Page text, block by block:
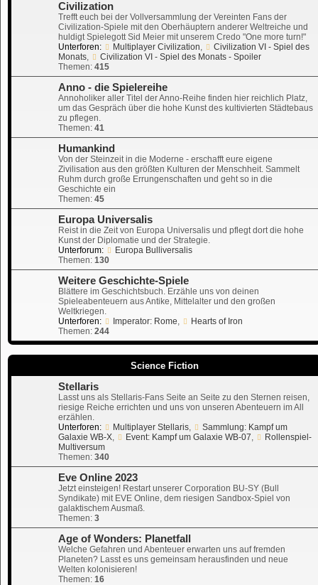
Civilization
Trefft euch bei der Vollversammlung der Vereinten Fans der
Civilization-Spiele mit den Oberhäuptern anderer Weltreiche und
huldigt Spielegott Sid Meier mit unserem Credo "One more turn!"
Unterforen:
Multiplayer Civilization,
Civilization VI - Spiel des
Monats,
Civilization VI - Spiel des Monats - Spoiler
Themen: 415
Anno - die Spielereihe
Annoholiker aller Titel der Anno-Reihe finden hier reichlich Platz,
um das Gespräch über die hohe Kunst des kultivierten Städtebaus
zu pflegen.
Themen: 41
Humankind
Von der Steinzeit in die Moderne - erschafft eure eigene
Zivilisation aus den größten Kulturen der Menschheit. Sammelt
Ruhm durch große Errungenschaften und geht so in die
Geschichte ein
Themen: 45
Europa Universalis
Reist in die Zeit von Europa Universalis und pflegt dort die hohe
Kunst der Diplomatie und der Strategie.
Unterforum:
Europa Bulliversalis
Themen: 130
Weitere Geschichte-Spiele
Blättere im Geschichtsbuch. Erzähle uns von deinen
Spieleabenteuern aus Antike, Mittelalter und den großen
Weltkriegen.
Unterforen:
Imperator: Rome,
Hearts of Iron
Themen: 244
Science Fiction
Stellaris
Lasst uns als Stellaris-Fans Seite an Seite zu den Sternen reisen,
riesige Reiche errichten und uns von unseren Abenteuern im All
erzählen.
Unterforen:
Multiplayer Stellaris,
Sammlung: Kampf um
Galaxie WB-X, Event: Kampf um Galaxie WB-07,
Rollenspiel-
Multiversum
Themen: 340
Eve Online 2023
Jetzt einsteigen! Restart unserer Corporation BU-SY (Bull
Syndikate) mit EVE Online, dem riesigen Sandbox-Spiel von
galaktischem Ausmaß.
Themen: 3
Age of Wonders: Planetfall
Welche Gefahren und Abenteuer erwarten uns auf fremden
Planeten? Lasst es uns gemeinsam herausfinden und neue
Welten kolonisieren!
Themen: 16